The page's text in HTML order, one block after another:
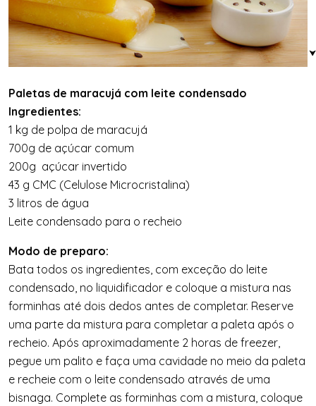
Paletas de maracujá com leite condensado
Ingredientes:
1 kg de polpa de maracujá
700g de açúcar comum
200g açúcar invertido
43 g CMC (Celulose Microcristalina)
3 litros de água
Leite condensado para o recheio
Modo de preparo:
Bata todos os ingredientes, com exceção do leite
condensado, no liquidificador e coloque a mistura nas
forminhas até dois dedos antes de completar. Reserve
uma parte da mistura para completar a paleta após o
recheio. Após aproximadamente 2 horas de freezer,
pegue um palito e faça uma cavidade no meio da paleta
e recheie com o leite condensado através de uma
bisnaga. Complete as forminhas com a mistura, coloque